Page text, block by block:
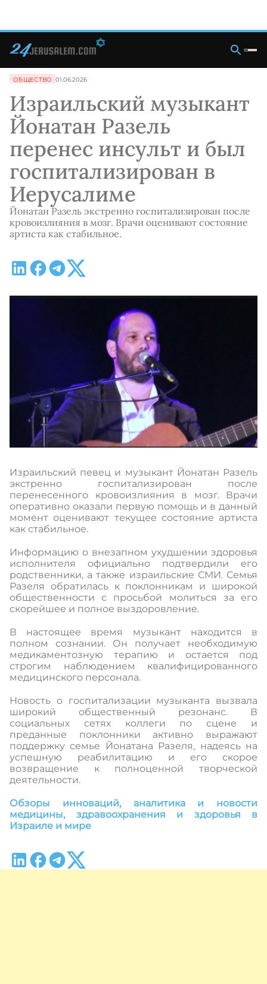
ОБЩЕСТВО 01.06.2026
Израильский музыкант
Йонатан Разель
перенес инсульт и был
госпитализирован в
Иерусалиме
Йонатан Разель экстренно госпитализирован после
кровоизлияния в мозг. Врачи оценивают состояние
артиста как стабильное.
Израильский певец и музыкант Йонатан Разель
экстренно госпитализирован после
перенесенного кровоизлияния в мозг. Врачи
оперативно оказали первую помощь и в данный
момент оценивают текущее состояние артиста
как стабильное.
Информацию о внезапном ухудшении здоровья
исполнителя официально подтвердили его
родственники, а также израильские СМИ. Семья
Разеля обратилась к поклонникам и широкой
общественности с просьбой молиться за его
скорейшее и полное выздоровление.
В настоящее время музыкант находится в
полном сознании. Он получает необходимую
медикаментозную терапию и остается под
строгим наблюдением квалифицированного
медицинского персонала.
Новость о госпитализации музыканта вызвала
широкий общественный резонанс. В
социальных сетях коллеги по сцене и
преданные поклонники активно выражают
поддержку семье Йонатана Разеля, надеясь на
успешную реабилитацию и его скорое
возвращение к полноценной творческой
деятельности.
Обзоры инноваций, аналитика и новости
медицины, здравоохранения и здоровья в
Израиле и мире